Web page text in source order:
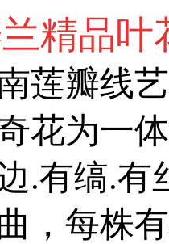
精品叶
莲瓣线
花为一
.有缟.有
，每株